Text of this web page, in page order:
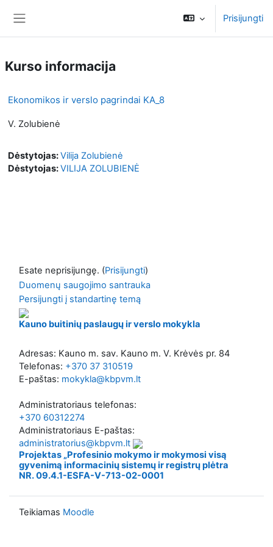
Prisijungti
Kurso informacija
Ekonomikos ir verslo pagrindai KA_8
V. Zolubienė
Dėstytojas:Vilija Zolubienė
Dėstytojas:VILIJA ZOLUBIENĖ
Esate neprisijungę. (Prisijungti)
Duomenų saugojimo santrauka
Persijungti į standartinę temą
Kauno buitinių paslaugų ir verslo mokykla
Adresas: Kauno m. sav. Kauno m. V. Krėvės pr. 84
Telefonas: +370 37 310519
E-paštas: mokykla@kbpvm.lt
Administratoriaus telefonas:
+370 60312274
Administratoriaus E-paštas:
administratorius@kbpvm.lt
Projektas „Profesinio mokymo ir mokymosi visą
gyvenimą informacinių sistemų ir registrų plėtra
NR. 09.4.1-ESFA-V-713-02-0001
Teikiamas Moodle